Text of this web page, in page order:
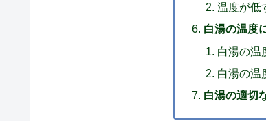
温度が低
白湯の温度
白湯の温
白湯の温
白湯の適切